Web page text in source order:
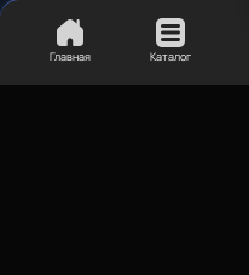
Главная Каталог